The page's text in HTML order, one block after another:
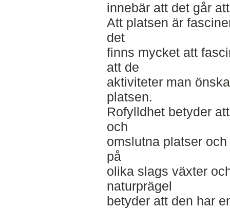
innebär att det går
Att platsen är
det
finns mycket att
att de
aktiviteter man
platsen.
Rofylldhet betyder
och
omslutna platser
på
olika slags växter
naturprägel
betyder att den har